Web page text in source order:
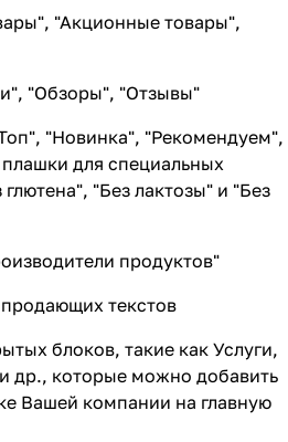
"Акционные товары",
"Обзоры", "Отзывы"
"Новинка", "Рекомендуем",
для специальных
"Без лактозы" и "Без
продуктов"
текстов
блоков, такие как Услуги,
др., которые можно добавить
Вашей компании на главную